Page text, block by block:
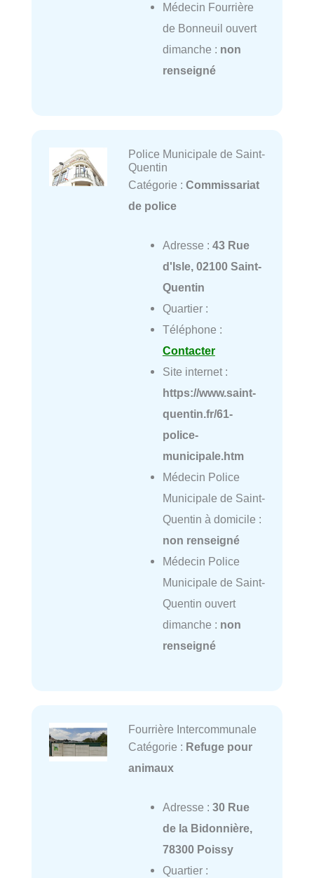
Médecin Fourrière
de Bonneuil ouvert
dimanche : non
renseigné
Police Municipale de Saint-
Quentin
Catégorie : Commissariat
de police
Adresse : 43 Rue
d'Isle, 02100 Saint-
Quentin
Quartier :
Téléphone :
Contacter
Site internet :
https://www.saint-
quentin.fr/61-
police-
municipale.htm
Médecin Police
Municipale de Saint-
Quentin à domicile :
non renseigné
Médecin Police
Municipale de Saint-
Quentin ouvert
dimanche : non
renseigné
Fourrière Intercommunale
Catégorie : Refuge pour
animaux
Adresse : 30 Rue
de la Bidonnière,
78300 Poissy
Quartier :